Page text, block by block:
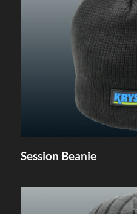
Session Beanie